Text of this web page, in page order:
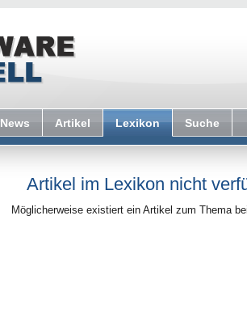
News Artikel Lexikon Suche
Artikel im Lexikon nicht
Möglicherweise existiert ein Artikel zum Thema